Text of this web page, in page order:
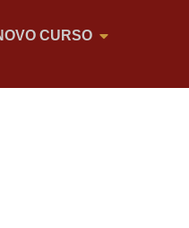
CURSO